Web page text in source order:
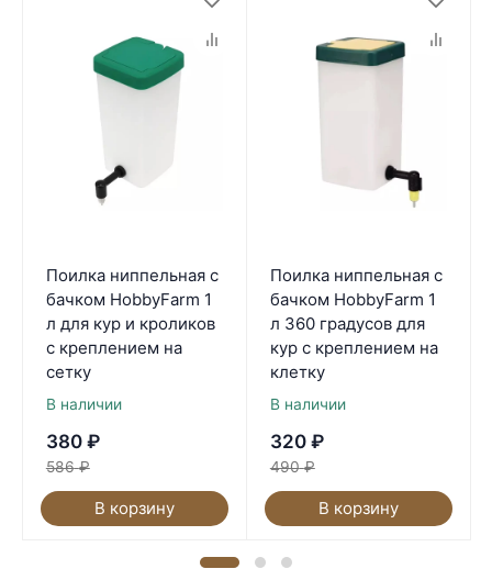
Поилка ниппельная с
бачком HobbyFarm 1
л для кур и кроликов
с креплением на
сетку
В наличии
380 ₽
586 ₽
В корзину
Поилка ниппельная с
бачком HobbyFarm 1
л 360 градусов для
кур с креплением на
клетку
В наличии
320 ₽
490 ₽
В корзину